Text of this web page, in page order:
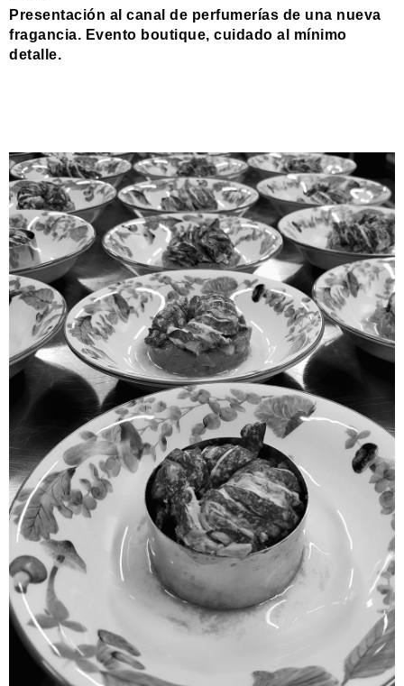
Presentación al canal de perfumerías de una nueva
fragancia. Evento boutique, cuidado al mínimo
detalle.